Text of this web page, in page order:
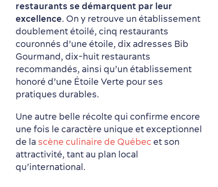
restaurants se démarquent par leur
excellence. On y retrouve un établissement
doublement étoilé, cinq restaurants
couronnés d’une étoile, dix adresses Bib
Gourmand, dix-huit restaurants
recommandés, ainsi qu’un établissement
honoré d’une Étoile Verte pour ses
pratiques durables.
Une autre belle récolte qui confirme encore
une fois le caractère unique et exceptionnel
de la scène culinaire de Québec et son
attractivité, tant au plan local
qu’international.